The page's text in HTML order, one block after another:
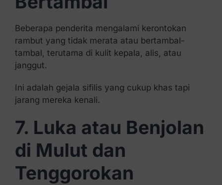
Beberapa penderita mengalami kerontokan
rambut yang tidak merata atau bertambal-
tambal, terutama di kulit kepala, alis, atau
janggut.
Ini adalah gejala sifilis yang cukup khas tapi
jarang mereka kenali.
7. Luka atau Benjolan
di Mulut dan
Tenggorokan